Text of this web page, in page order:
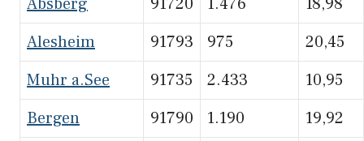
Alesheim
91793 975
20,45
Muhr a.See
91735 2.433
10,95
Bergen
91790 1.190
19,92